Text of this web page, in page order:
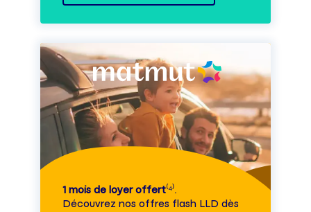
1 mois de loyer offert⁽⁴⁾.
Découvrez nos offres flash LLD dès